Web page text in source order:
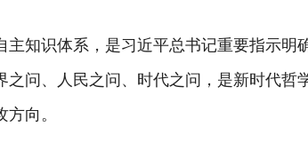
主知识体系，是习近平总书记重要指示
问、人民之问、时代之问，是新时代
向。